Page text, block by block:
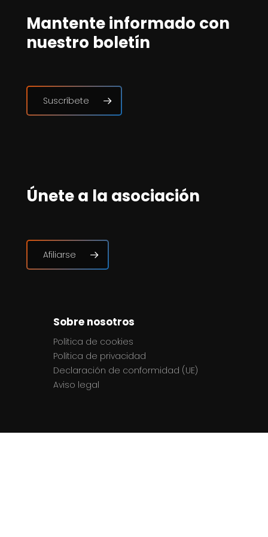
Mantente informado con
nuestro boletín
Suscríbete
Únete a la asociación
Afiliarse
Sobre nosotros
Política de cookies
Política de privacidad
Declaración de conformidad (UE)
Aviso legal